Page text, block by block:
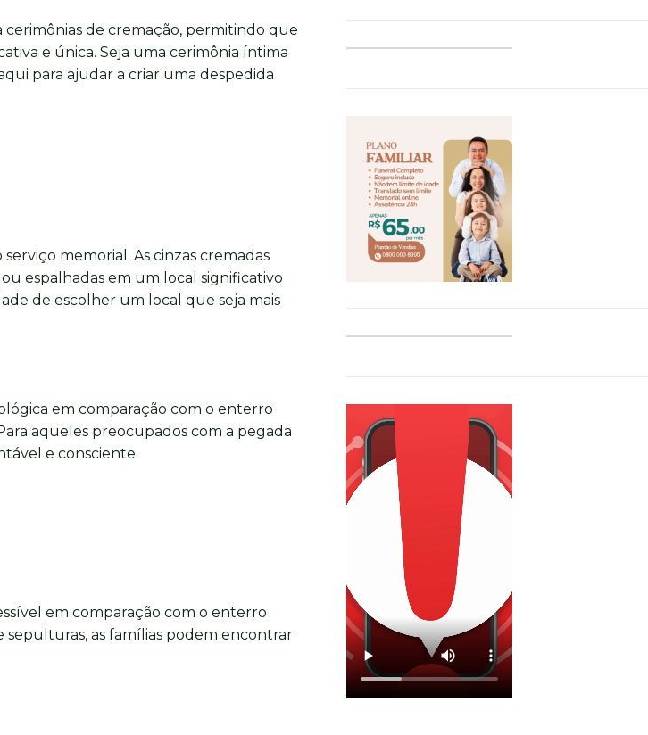
de cremação, permitindo que
e única. Seja uma cerimônia íntima
para ajudar a criar uma despedida
memorial. As cinzas cremadas
espalhadas em um local significativo
de escolher um local que seja mais
em comparação com o enterro
aqueles preocupados com a pegada
e consciente.
em comparação com o enterro
sepulturas, as famílias podem encontrar